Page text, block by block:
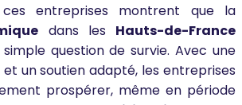
entreprises montrent que la
dans les Hauts-de-France
simple question de survie. Avec une
et un soutien adapté, les entreprises
prospérer, même en période